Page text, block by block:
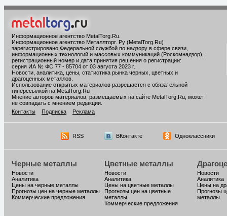
Информационное агентство MetalTorg.Ru
Информационное агентство Металлторг. Ру (MetalTorg.Ru)
зарегистрировано Федеральной службой по надзору в сфере связи,
информационных технологий и массовых коммуникаций (Роскомнадзор),
регистрационный номер и дата принятия решения о регистрации:
серия ИА № ФС 77 - 85704 от 03 августа 2023 г.
Новости, аналитика, цены, статистика рынка черных, цветных и
драгоценных металлов.
Использование открытых материалов разрешается с обязательной
гиперссылкой на MetalTorg.Ru
Мнение авторов материалов, размещаемых на сайте MetalTorg.Ru, может
не совпадать с мнением редакции.
Контакты
Подписка Реклама
RSS ВКонтакте Одноклассники
Черные металлы
Новости
Аналитика
Цены на черные металлы
Прогнозы цен на черные металлы
Коммерческие предложения
Цветные металлы
Новости
Аналитика
Цены на цветные металлы
Прогнозы цен на цветные
металлы
Коммерческие предложения
Новости
Аналитика
Цены на
Прогнозы
металлы